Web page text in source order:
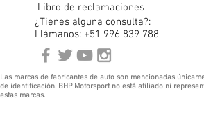
Libro de reclamaciones
¿Tienes alguna consulta?:
Llámanos: +51 996 839 788
Las marcas de fabricantes de auto son mencionadas
de identificación. BHP Motorsport no está afiliado ni
estas marcas.